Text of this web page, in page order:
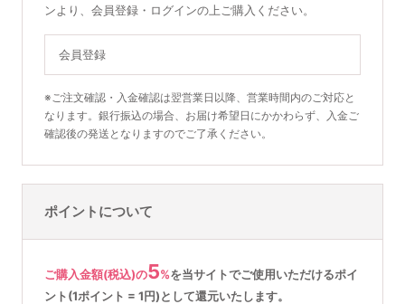
ンより、会員登録・ログインの上ご購入ください。
会員登録
※ご注文確認・入金確認は翌営業日以降、営業時間内のご対応と
なります。銀行振込の場合、お届け希望日にかかわらず、入金ご
確認後の発送となりますのでご了承ください。
ポイントについて
ご購入金額(税込)の5%を当サイトでご使用いただけるポイ
ント(1ポイント = 1円)として還元いたします。